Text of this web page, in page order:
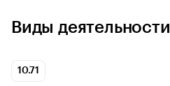
Виды деятельности
10.71